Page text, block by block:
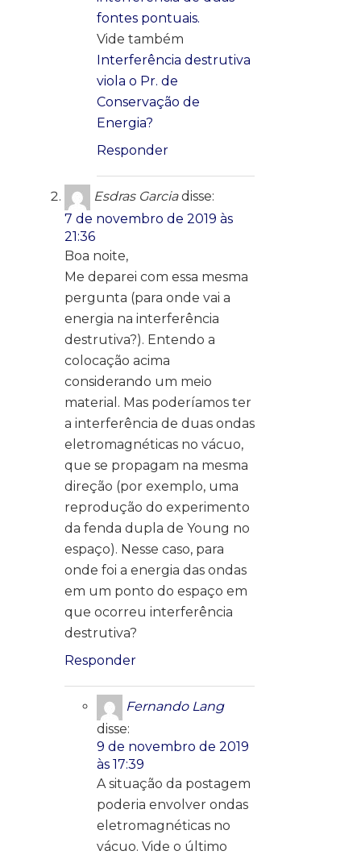
fontes pontuais.
Vide também
Interferência destrutiva
viola o Pr. de
Conservação de
Energia?
Responder
Esdras Garcia disse:
7 de novembro de 2019 às
21:36
Boa noite,
Me deparei com essa mesma
pergunta (para onde vai a
energia na interferência
destrutiva?). Entendo a
colocação acima
considerando um meio
material. Mas poderíamos ter
a interferência de duas ondas
eletromagnéticas no vácuo,
que se propagam na mesma
direção (por exemplo, uma
reprodução do experimento
da fenda dupla de Young no
espaço). Nesse caso, para
onde foi a energia das ondas
em um ponto do espaço em
que ocorreu interferência
destrutiva?
Responder
Fernando Lang
disse:
9 de novembro de 2019
às 17:39
A situação da postagem
poderia envolver ondas
eletromagnéticas no
vácuo. Vide o último